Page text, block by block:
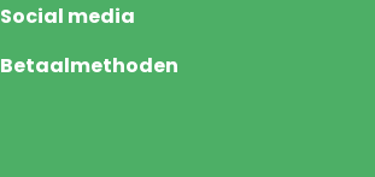
Social media
Betaalmethoden